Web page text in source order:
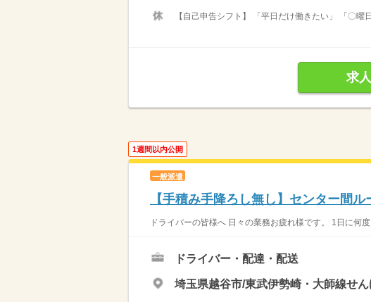
【自己申告シフト】 「平日だけ働きたい」 「〇
求
1週間以内公開
一般派遣
【手積み手降ろし無し】センター間
ドライバーの皆様へ 日々の業務お疲れ様です。 1日に何
ドライバー・配達・配送
埼玉県越谷市/東武伊勢崎・大師線せ